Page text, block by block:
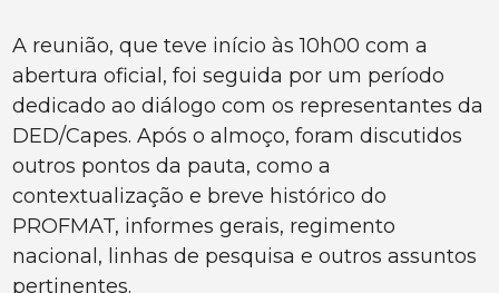
A reunião, que teve início às 10h00 com a
abertura oficial, foi seguida por um período
dedicado ao diálogo com os representantes da
DED/Capes. Após o almoço, foram discutidos
outros pontos da pauta, como a
contextualização e breve histórico do
PROFMAT, informes gerais, regimento
nacional, linhas de pesquisa e outros assuntos
pertinentes.